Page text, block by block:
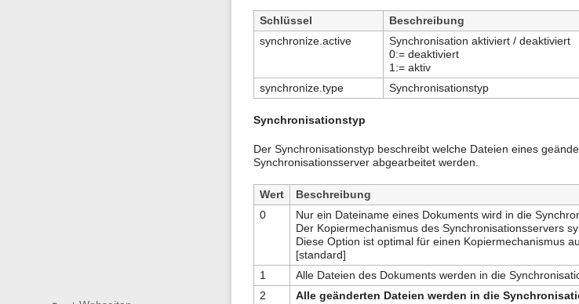
Schlüssel
Beschreibung
synchronize.active
Synchronisation aktiviert / deaktiviert
0:= deaktiviert
1:= aktiv
synchronize.type
Synchronisationstyp
Synchronisationstyp
Der Synchronisationstyp beschreibt welche Dateien eines
Synchronisationsserver abgearbeitet werden.
Wert
Beschreibung
0
Nur ein Dateiname eines Dokuments wird in die
Der Kopiermechanismus des Synchronisationsservers
Diese Option ist optimal für einen Kopiermechanismus
[standard]
1
Alle Dateien des Dokuments werden in die
2
Alle geänderten Dateien werden in die